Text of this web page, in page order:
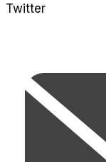
Twitter